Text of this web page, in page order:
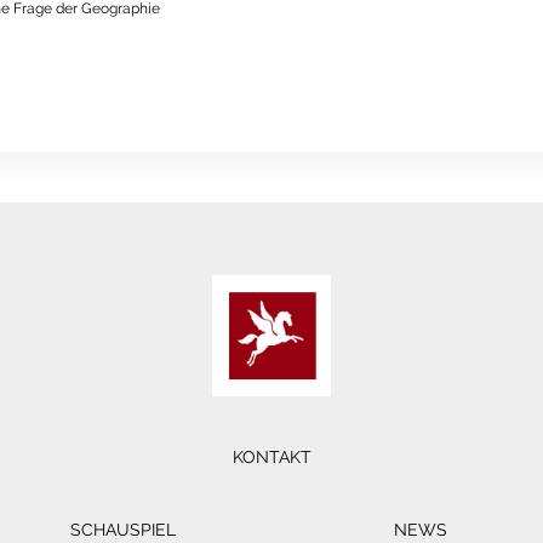
Frage der Geographie
KONTAKT
SCHAUSPIEL NEWS